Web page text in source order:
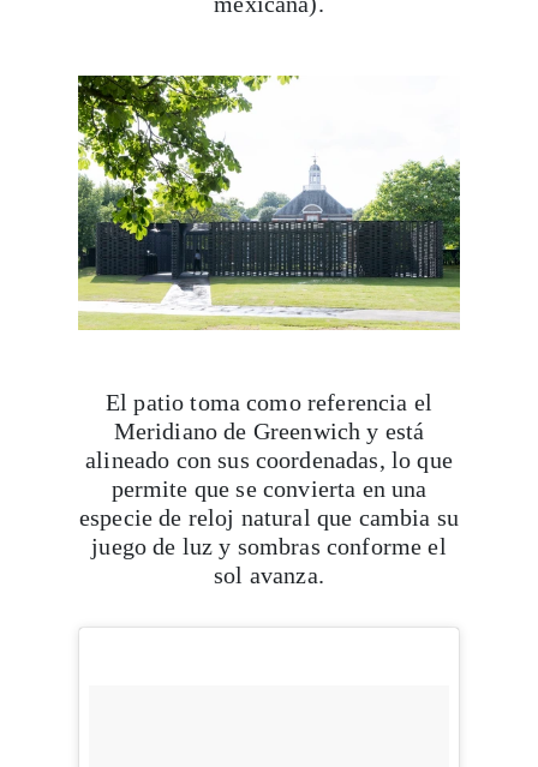
El patio toma como referencia el
Meridiano de Greenwich y está
alineado con sus coordenadas, lo que
permite que se convierta en una
especie de reloj natural que cambia su
juego de luz y sombras conforme el
sol avanza.